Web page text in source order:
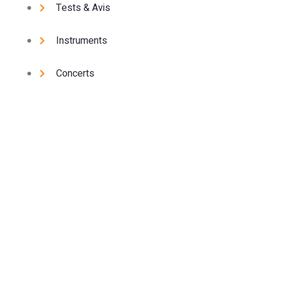
Tests & Avis
Instruments
Concerts